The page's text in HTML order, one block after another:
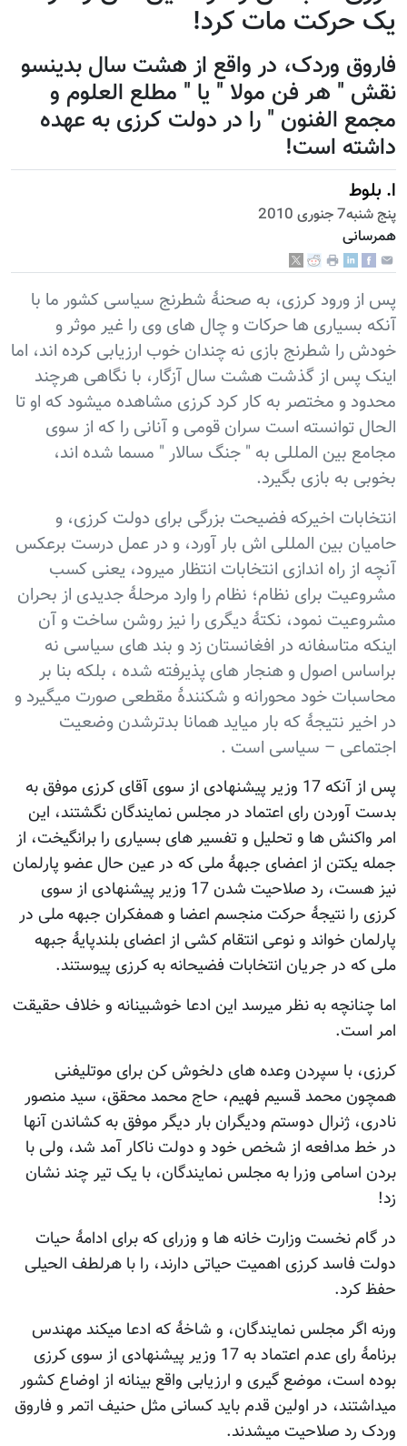
یک حرکت مات کرد!
فاروق وردک، در واقع از هشت سال بدینسو
نقش " هر فن مولا " یا " مطلع العلوم و
مجمع الفنون " را در دولت کرزی به عهده
داشته است!
ا. بلوط
پنج شنبه7 جنوری 2010
همرسانی
پس از ورود کرزی، به صحنۀ شطرنج سیاسی کشور ما با
آنکه بسیاری ها حرکات و چال های وی را غیر موثر و
خودش را شطرنج بازی نه چندان خوب ارزیابی کرده اند، اما
اینک پس از گذشت هشت سال آزگار، با نگاهی هرچند
محدود و مختصر به کار کرد کرزی مشاهده میشود که او تا
الحال توانسته است سران قومی و آنانی را که از سوی
مجامع بین المللی به " جنگ سالار " مسما شده اند،
بخوبی به بازی بگیرد.
انتخابات اخیرکه فضیحت بزرگی برای دولت کرزی، و
حامیان بین المللی اش بار آورد، و در عمل درست برعکس
آنچه از راه اندازی انتخابات انتظار میرود، یعنی کسب
مشروعیت برای نظام؛ نظام را وارد مرحلۀ جدیدی از بحران
مشروعیت نمود، نکتۀ دیگری را نیز روشن ساخت و آن
اینکه متاسفانه در افغانستان زد و بند های سیاسی نه
براساس اصول و هنجار های پذیرفته شده ، بلکه بنا بر
محاسبات خود محورانه و شکنندۀ مقطعی صورت میگیرد و
در اخیر نتیجۀ که بار میاید همانا بدترشدن وضعیت
اجتماعی – سیاسی است .
پس از آنکه 17 وزیر پیشنهادی از سوی آقای کرزی موفق به
بدست آوردن رای اعتماد در مجلس نمایندگان نگشتند، این
امر واکنش ها و تحلیل و تفسیر های بسیاری را برانگیخت، از
جمله یکتن از اعضای جبهۀ ملی که در عین حال عضو پارلمان
نیز هست، رد صلاحیت شدن 17 وزیر پیشنهادی از سوی
کرزی را نتیجۀ حرکت منجسم اعضا و همفکران جبهه ملی در
پارلمان خواند و نوعی انتقام کشی از اعضای بلندپایۀ جبهه
ملی که در جریان انتخابات فضیحانه به کرزی پیوستند.
اما چنانچه به نظر میرسد این ادعا خوشبینانه و خلاف حقیقت
امر است.
کرزی، با سپردن وعده های دلخوش کن برای موتلیفنی
همچون محمد قسیم فهیم، حاج محمد محقق، سید منصور
نادری، ژنرال دوستم ودیگران بار دیگر موفق به کشاندن آنها
در خط مدافعه از شخص خود و دولت ناکار آمد شد، ولی با
بردن اسامی وزرا به مجلس نمایندگان، با یک تیر چند نشان
زد!
در گام نخست وزارت خانه ها و وزرای که برای ادامۀ حیات
دولت فاسد کرزی اهمیت حیاتی دارند، را با هرلطف الحیلی
حفظ کرد.
ورنه اگر مجلس نمایندگان، و شاخۀ که ادعا میکند مهندس
برنامۀ رای عدم اعتماد به 17 وزیر پیشنهادی از سوی کرزی
بوده است، موضع گیری و ارزیابی واقع بینانه از اوضاع کشور
میداشتند، در اولین قدم باید کسانی مثل حنیف اتمر و فاروق
وردک رد صلاحیت میشدند.